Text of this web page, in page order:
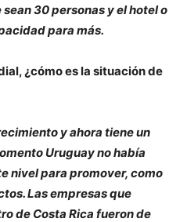
30 personas y el hotel o
para más.
¿cómo es la situación de
y ahora tiene un
Uruguay no había
nivel para promover, como
Las empresas que
de Costa Rica fueron de